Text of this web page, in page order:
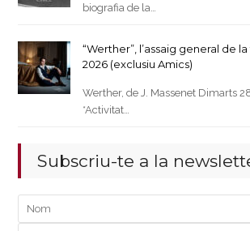
biografia de la…
“Werther”, l’assaig general de
2026 (exclusiu Amics)
Werther, de J. Massenet Dimarts
*Activitat…
Subscriu-te a la